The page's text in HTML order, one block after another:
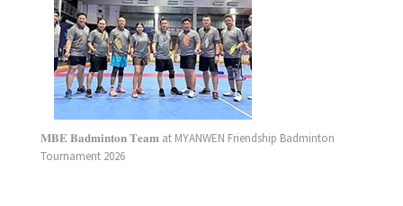
𝐌𝐁𝐄 𝐁𝐚𝐝𝐦𝐢𝐧𝐭𝐨𝐧 𝐓𝐞𝐚𝐦 at MYANWEN Friendship Badminton
Tournament 2026